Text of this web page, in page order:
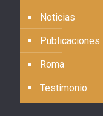
Noticias
Publicaciones
Roma
Testimonio